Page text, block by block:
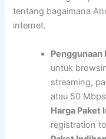
tentang bagaimana
internet.
Penggunaan
untuk
streaming,
atau 50
Harga Paket
registration